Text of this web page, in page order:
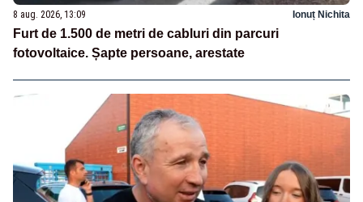
8 aug. 2026, 13:09 Ionuț Nichita
Furt de 1.500 de metri de cabluri din parcuri
fotovoltaice. Șapte persoane, arestate